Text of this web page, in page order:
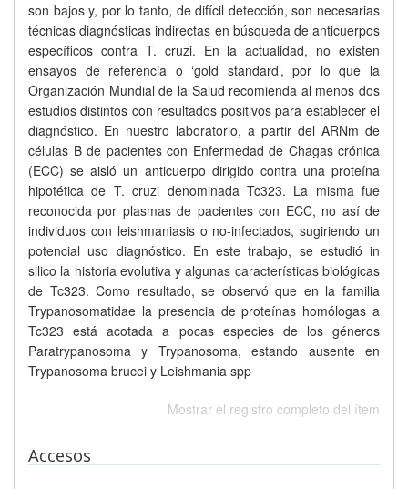
son bajos y, por lo tanto, de difícil detección, son necesarias
técnicas diagnósticas indirectas en búsqueda de anticuerpos
específicos contra T. cruzi. En la actualidad, no existen
ensayos de referencia o ‘gold standard’, por lo que la
Organización Mundial de la Salud recomienda al menos dos
estudios distintos con resultados positivos para establecer el
diagnóstico. En nuestro laboratorio, a partir del ARNm de
células B de pacientes con Enfermedad de Chagas crónica
(ECC) se aisló un anticuerpo dirigido contra una proteína
hipotética de T. cruzi denominada Tc323. La misma fue
reconocida por plasmas de pacientes con ECC, no así de
individuos con leishmaniasis o no-infectados, sugiriendo un
potencial uso diagnóstico. En este trabajo, se estudió in
silico la historia evolutiva y algunas características biológicas
de Tc323. Como resultado, se observó que en la familia
Trypanosomatidae la presencia de proteínas homólogas a
Tc323 está acotada a pocas especies de los géneros
Paratrypanosoma y Trypanosoma, estando ausente en
Trypanosoma brucei y Leishmania spp
Mostrar el registro completo del ítem
Accesos